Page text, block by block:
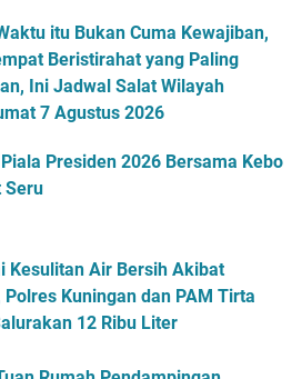
itu Bukan Cuma Kewajiban,
Beristirahat yang Paling
Ini Jadwal Salat Wilayah
7 Agustus 2026
Presiden 2026 Bersama Kebo
Seru
Kesulitan Air Bersih Akibat
Kuningan dan PAM Tirta
12 Ribu Liter